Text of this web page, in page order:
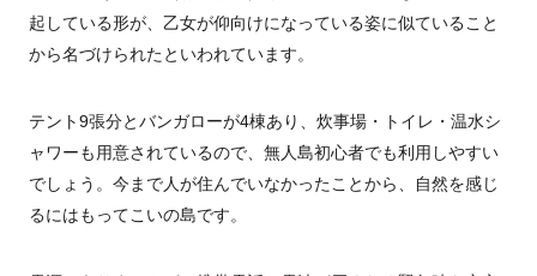
起している形が、乙女が仰向けになっている姿に似ていること
から名づけられたといわれています。
テント9張分とバンガローが4棟あり、炊事場・トイレ・温水シ
ャワーも用意されているので、無人島初心者でも利用しやすい
でしょう。今まで人が住んでいなかったことから、自然を感じ
るにはもってこいの島です。